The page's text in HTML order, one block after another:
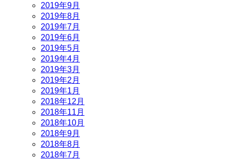
2019年9月
2019年8月
2019年7月
2019年6月
2019年5月
2019年4月
2019年3月
2019年2月
2019年1月
2018年12月
2018年11月
2018年10月
2018年9月
2018年8月
2018年7月